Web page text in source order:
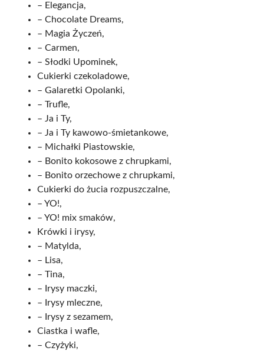
– Elegancja,
– Chocolate Dreams,
– Magia Życzeń,
– Carmen,
– Słodki Upominek,
Cukierki czekoladowe,
– Galaretki Opolanki,
– Trufle,
– Ja i Ty,
– Ja i Ty kawowo-śmietankowe,
– Michałki Piastowskie,
– Bonito kokosowe z chrupkami,
– Bonito orzechowe z chrupkami,
Cukierki do żucia rozpuszczalne,
– YO!,
– YO! mix smaków,
Krówki i irysy,
– Matylda,
– Lisa,
– Tina,
– Irysy maczki,
– Irysy mleczne,
– Irysy z sezamem,
Ciastka i wafle,
– Czyżyki,